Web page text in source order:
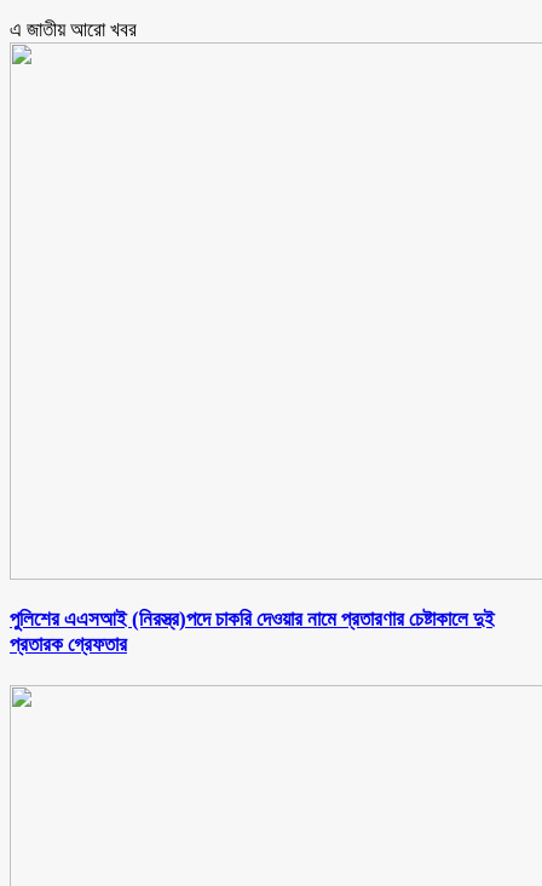
এ জাতীয় আরো ‍খবর
পুলিশের এএসআই (নিরস্ত্র)পদে চাকরি দেওয়ার নামে প্রতারণার চেষ্টাকালে দুই
প্রতারক গ্রেফতার